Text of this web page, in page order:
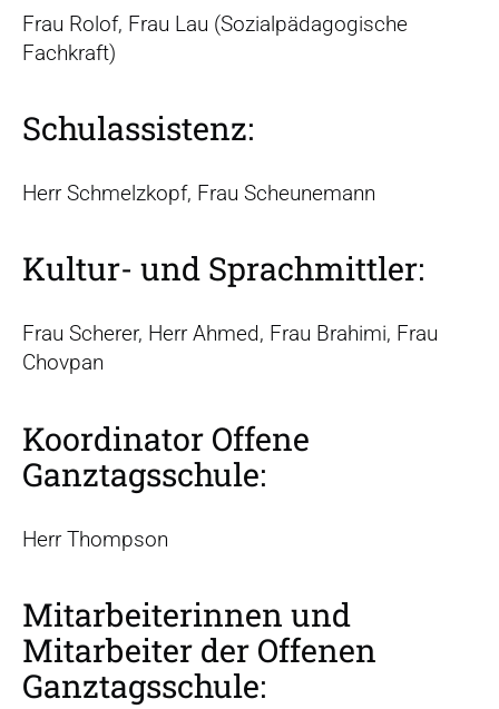
Frau Rolof, Frau Lau (Sozialpädagogische
Fachkraft)
Schulassistenz:
Herr Schmelzkopf, Frau Scheunemann
Kultur- und Sprachmittler:
Frau Scherer, Herr Ahmed, Frau Brahimi, Frau
Chovpan
Koordinator Offene
Ganztagsschule:
Herr Thompson
Mitarbeiterinnen und
Mitarbeiter der Offenen
Ganztagsschule: